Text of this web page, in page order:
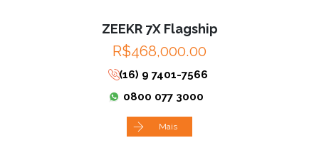
ZEEKR 7X Flagship
R$468,000.00
(16) 9 7401-7566
0800 077 3000
Mais